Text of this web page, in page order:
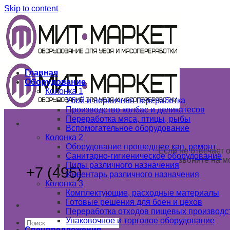
Skip to content
+7 (495)789 03 02
Если не отвечает
звоните на
+7 (985)
+7 (925)
Главная
Оборудование
Колонка 1
Убой и первичная переработка
Производство колбас и деликатесов
Переработка мяса, птицы, рыбы
Вспомогательное оборудование
Колонка 2
Оборудование прошедшее кап. ремонт
Санитарно-гигиеническое оборудование
Пилы различного назначения
Инвентарь различного назначения
Колонка 3
Комплектующие, расходные материалы
Готовые решения для боен и цехов
Переработка отходов пищевых
Упаковочное и торговое оборудование